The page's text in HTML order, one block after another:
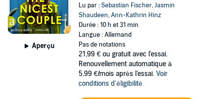
Aperçu
Lu par :Sebastian Fischer,Jasmin
Shaudeen,Ann-Kathrin Hinz
Durée : 10 h et 31 min
Langue : Allemand
Pas de notations
21,99 € ou gratuit avec l'essai.
Renouvellement automatique à
5,99 €/mois après l'essai. Voir
conditions d'éligibilité